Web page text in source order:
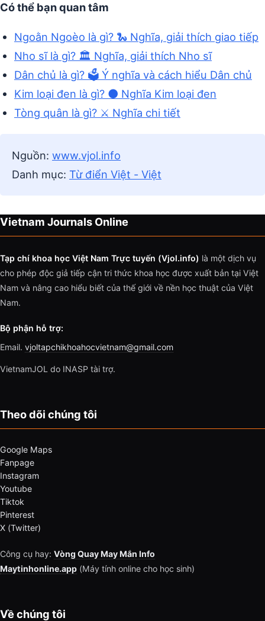
Có thể bạn quan tâm
Ngoằn Ngoèo là gì? 🐍 Nghĩa, giải thích giao tiếp
Nho sĩ là gì? 🏛️ Nghĩa, giải thích Nho sĩ
Dân chủ là gì? 🗳️ Ý nghĩa và cách hiểu Dân chủ
Kim loại đen là gì? ⚫ Nghĩa Kim loại đen
Tòng quân là gì? ⚔️ Nghĩa chi tiết
Nguồn: www.vjol.info
Danh mục: Từ điển Việt - Việt
Vietnam Journals Online
Tạp chí khoa học Việt Nam Trực tuyến (Vjol.info) là một dịch vụ
cho phép độc giả tiếp cận tri thức khoa học được xuất bản tại Việt
Nam và nâng cao hiểu biết của thế giới về nền học thuật của Việt
Nam.
Bộ phận hỗ trợ:
Email. vjoltapchikhoahocvietnam@gmail.com
VietnamJOL do INASP tài trợ.
Theo dõi chúng tôi
Google Maps
Fanpage
Instagram
Youtube
Tiktok
Pinterest
X (Twitter)
Công cụ hay: Vòng Quay May Mắn Info
Maytinhonline.app (Máy tính online cho học sinh)
Về chúng tôi